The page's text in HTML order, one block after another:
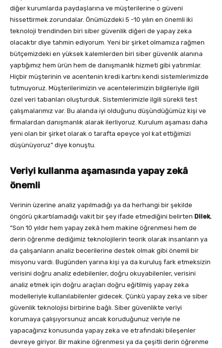
diğer kurumlarda paydaşlarına ve müşterilerine o güveni
hissettirmek zorundalar. Önümüzdeki 5 -10 yılın en önemli iki
teknoloji trendinden biri siber güvenlik diğeri de yapay zeka
olacaktır diye tahmin ediyorum. Yeni bir şirket olmamıza rağmen
bütçemizdeki en yüksek kalemlerden biri siber güvenlik alanına
yaptığımız hem ürün hem de danışmanlık hizmeti gibi yatırımlar.
Hiçbir müşterinin ve acentenin kredi kartını kendi sistemlerimizde
tutmuyoruz. Müşterilerimizin ve acentelerimizin bilgileriyle ilgili
özel veri tabanları oluşturduk. Sistemlerimizle ilgili sürekli test
çalışmalarımız var. Bu alanda iyi olduğunu düşündüğümüz kişi ve
firmalardan danışmanlık alarak ilerliyoruz. Kurulum aşaması daha
yeni olan bir şirket olarak o tarafta epeyce yol kat ettiğimizi
düşünüyoruz” diye konuştu.
Veriyi kullanma aşamasında yapay zekâ
önemli
Verinin üzerine analiz yapılmadığı ya da herhangi bir şekilde
öngörü çıkartılamadığı vakit bir şey ifade etmediğini belirten Dilek,
“Son 10 yıldır hem yapay zekâ hem makine öğrenmesi hem de
derin öğrenme dediğimiz teknolojilerin teorik olarak insanların ya
da çalışanların analiz becerilerine destek olmak gibi önemli bir
misyonu vardı. Bugünden yarına kişi ya da kuruluş fark etmeksizin
verisini doğru analiz edebilenler, doğru okuyabilenler, verisini
analiz etmek için doğru araçları doğru eğitilmiş yapay zeka
modelleriyle kullanılabilenler gidecek. Çünkü yapay zeka ve siber
güvenlik teknolojisi birbirine bağlı. Siber güvenlikte veriyi
korumaya çalışıyorsunuz ancak koruduğunuz veriyle ne
yapacağınız konusunda yapay zeka ve etrafındaki bileşenler
devreye giriyor. Bir makine öğrenmesi ya da çeşitli derin öğrenme